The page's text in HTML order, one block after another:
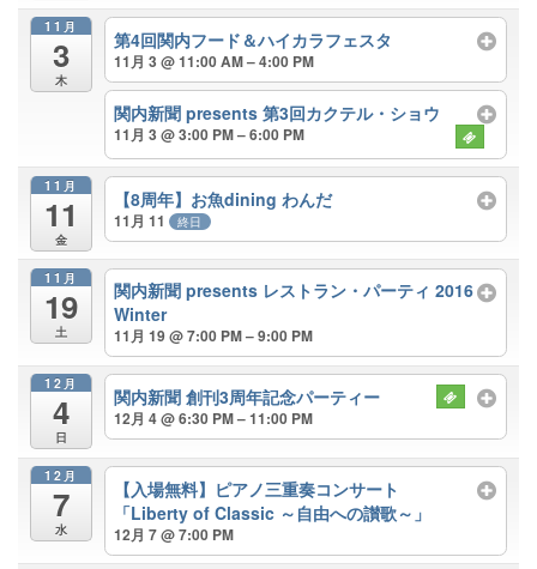
11月
3
木
第4回関内フード＆ハイカラフェスタ
11月 3 @ 11:00 AM – 4:00 PM
関内新聞 presents 第3回カクテル・ショウ
11月 3 @ 3:00 PM – 6:00 PM
11月
11
金
【8周年】お魚dining わんだ
11月 11 終日
11月
19
土
関内新聞 presents レストラン・パーティ 2016
Winter
11月 19 @ 7:00 PM – 9:00 PM
12月
4
日
関内新聞 創刊3周年記念パーティー
12月 4 @ 6:30 PM – 11:00 PM
12月
7
水
【入場無料】ピアノ三重奏コンサート
「Liberty of Classic ～自由への讃歌～」
12月 7 @ 7:00 PM